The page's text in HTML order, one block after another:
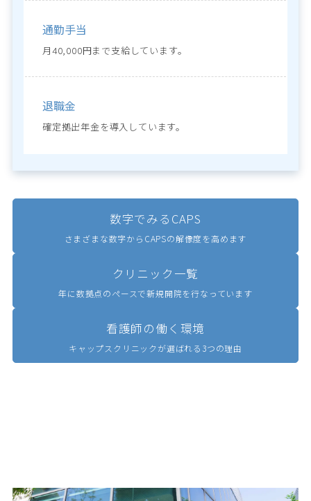
通勤手当
月40,000円まで支給しています。
退職金
確定拠出年金を導入しています。
数字でみるCAPS
さまざまな数字からCAPSの解像度を高めます
クリニック一覧
年に数拠点のペースで新規開院を行なっています
看護師の働く環境
キャップスクリニックが選ばれる3つの理由